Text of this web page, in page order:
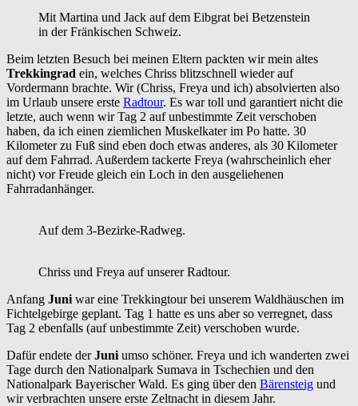
Mit Martina und Jack auf dem Eibgrat bei Betzenstein
in der Fränkischen Schweiz.
Beim letzten Besuch bei meinen Eltern packten wir mein altes
Trekkingrad ein, welches Chriss blitzschnell wieder auf
Vordermann brachte. Wir (Chriss, Freya und ich) absolvierten also
im Urlaub unsere erste Radtour. Es war toll und garantiert nicht die
letzte, auch wenn wir Tag 2 auf unbestimmte Zeit verschoben
haben, da ich einen ziemlichen Muskelkater im Po hatte. 30
Kilometer zu Fuß sind eben doch etwas anderes, als 30 Kilometer
auf dem Fahrrad. Außerdem tackerte Freya (wahrscheinlich eher
nicht) vor Freude gleich ein Loch in den ausgeliehenen
Fahrradanhänger.
Auf dem 3-Bezirke-Radweg.
Chriss und Freya auf unserer Radtour.
Anfang Juni war eine Trekkingtour bei unserem Waldhäuschen im
Fichtelgebirge geplant. Tag 1 hatte es uns aber so verregnet, dass
Tag 2 ebenfalls (auf unbestimmte Zeit) verschoben wurde.
Dafür endete derJuni umso schöner. Freya und ich wanderten zwei
Tage durch den Nationalpark Sumava in Tschechien und den
Nationalpark Bayerischer Wald. Es ging über den Bärensteig und
wir verbrachten unsere erste Zeltnacht in diesem Jahr.